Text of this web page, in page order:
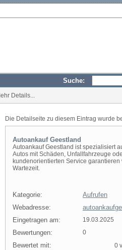
Suche:
Details...
Die Detailseite zu diesem Eintrag wurde
Autoankauf Geestland
Autoankauf Geestland ist spezialisiert
Autos mit Schäden, Unfallfahrzeuge
kundenorientierten Service
Wartezeit.
Kategorie:
Aufrufen
Webadresse:
Eingetragen am:
19.03.2025
Bewertungen: 0
Bewertet mit: 0